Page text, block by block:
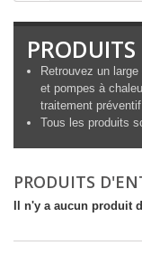
Retrouvez un
et pompes à
traitement
Tous les produits
PRODUITS
Il n'y a aucun produit